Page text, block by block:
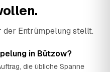
der Entrümpelung stellt.
in Bützow?
die übliche Spanne